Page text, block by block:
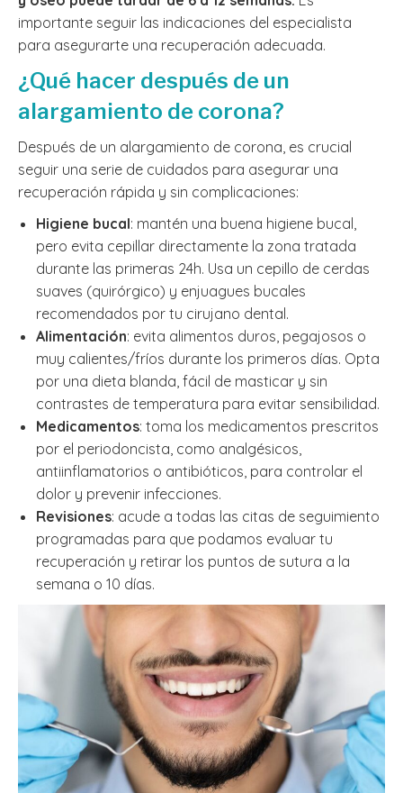
importante seguir las indicaciones del especialista
para asegurarte una recuperación adecuada.
¿Qué hacer después de un
alargamiento de corona?
Después de un alargamiento de corona, es crucial
seguir una serie de cuidados para asegurar una
recuperación rápida y sin complicaciones:
Higiene bucal: mantén una buena higiene bucal,
pero evita cepillar directamente la zona tratada
durante las primeras 24h. Usa un cepillo de cerdas
suaves (quirórgico) y enjuagues bucales
recomendados por tu cirujano dental.
Alimentación: evita alimentos duros, pegajosos o
muy calientes/fríos durante los primeros días. Opta
por una dieta blanda, fácil de masticar y sin
contrastes de temperatura para evitar sensibilidad.
Medicamentos: toma los medicamentos prescritos
por el periodoncista, como analgésicos,
antiinflamatorios o antibióticos, para controlar el
dolor y prevenir infecciones.
Revisiones: acude a todas las citas de seguimiento
programadas para que podamos evaluar tu
recuperación y retirar los puntos de sutura a la
semana o 10 días.